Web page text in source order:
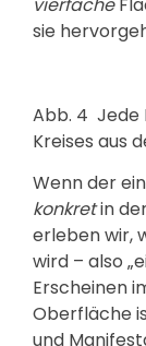
vierfache
sie
Abb. 4 Jede
Kreises aus
Wenn der
konkretin
erleben wir,
wird – also
Erscheinen
Oberfläche
und